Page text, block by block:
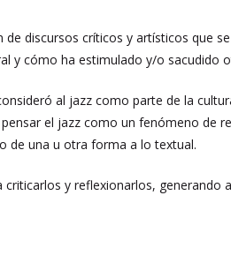
discursos críticos y artísticos que
y cómo ha estimulado y/o sacudido
al jazz como parte de la
el jazz como un fenómeno de
de una u otra forma a lo textual.
y reflexionarlos, generando